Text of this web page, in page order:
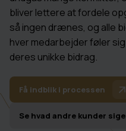
bliver lettere at fordele
så ingen drænes, og alle
hver medarbejder føler
deres unikke bidrag.
Få indblik i processen
Se hvad andre kunder